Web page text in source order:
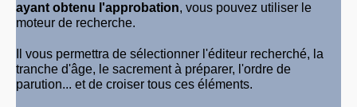
ayant obtenu l'approbation, vous pouvez utiliser le
moteur de recherche.
Il vous permettra de sélectionner l'éditeur recherché, la
tranche d'âge, le sacrement à préparer, l'ordre de
parution... et de croiser tous ces éléments.